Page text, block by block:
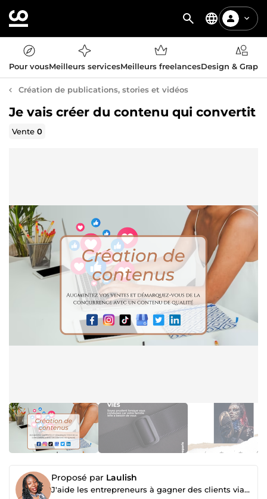
Pour vousMeilleurs servicesMeilleurs freelancesDesign &
Création de publications, stories et vidéos
Je vais créer du contenu qui convertit
Vente0
Proposé par Laulish
J'aide les entrepreneurs à gagner des clients via les réseaux sociaux et générer davantage de ventes